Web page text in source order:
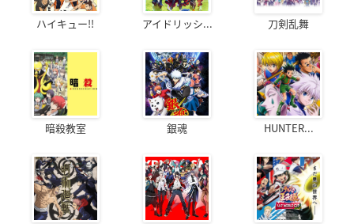
ハイキュー!! アイドリッシ... 刀剣乱舞
暗殺教室 銀魂 HUNTER...